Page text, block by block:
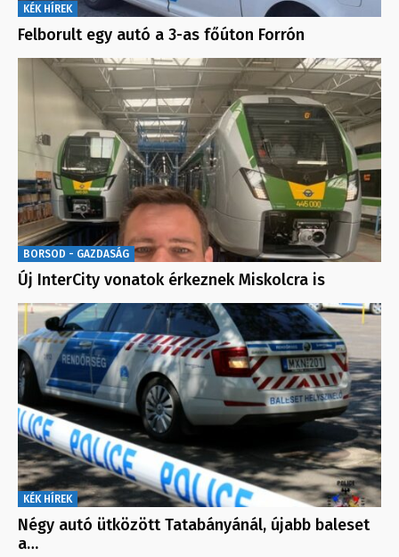
KÉK HÍREK
Felborult egy autó a 3-as főúton Forrón
BORSOD - GAZDASÁG
Új InterCity vonatok érkeznek Miskolcra is
KÉK HÍREK
Négy autó ütközött Tatabányánál, újabb baleset
a…